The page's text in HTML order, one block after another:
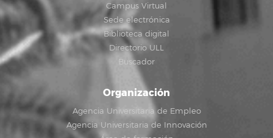
Campus Virtual
Sede electrónica
Biblioteca digital
Directorio ULL
Buscador
Organización
Agencia Universitaria de Empleo
Agencia Universitaria de Innovación